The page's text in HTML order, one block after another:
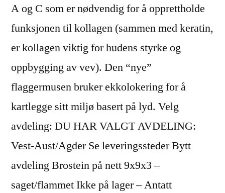
A og C som er nødvendig for å opprettholde
funksjonen til kollagen (sammen med keratin,
er kollagen viktig for hudens styrke og
oppbygging av vev). Den “nye”
flaggermusen bruker ekkolokering for å
kartlegge sitt miljø basert på lyd. Velg
avdeling: DU HAR VALGT AVDELING:
Vest-Aust/Agder Se leveringssteder Bytt
avdeling Brostein på nett 9x9x3 –
saget/flammet Ikke på lager – Antatt